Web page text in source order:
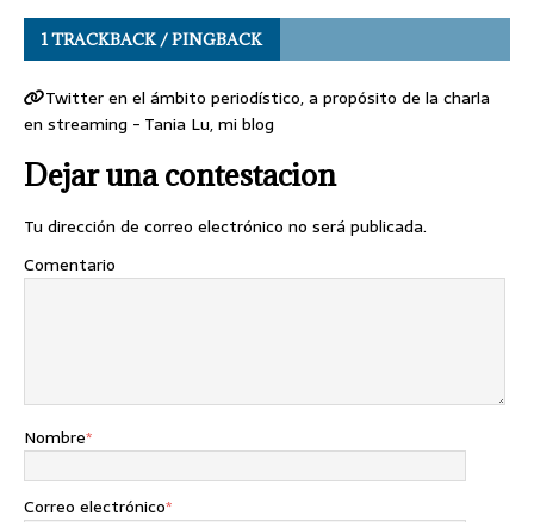
1 TRACKBACK / PINGBACK
Twitter en el ámbito periodístico, a propósito de la charla
en streaming - Tania Lu, mi blog
Dejar una contestacion
Tu dirección de correo electrónico no será publicada.
Comentario
Nombre*
Correo electrónico*